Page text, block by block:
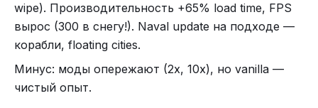
wipe). Производительность +65% load time, FPS
вырос (300 в снегу!). Naval update на подходе —
корабли, floating cities.
Минус: моды опережают (2x, 10x), но vanilla —
чистый опыт.